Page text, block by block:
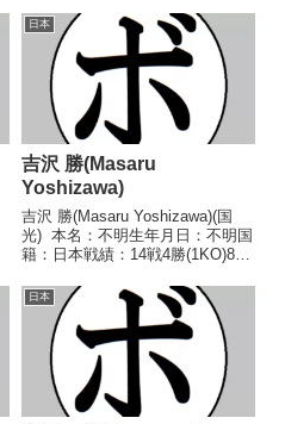
2019年度全日本ミニマム級新人
王第3代日本ミニマム級ユース王
座第37代日本ミニマム級王...
日本
吉沢 勝(Masaru
Yoshizawa)
吉沢 勝(Masaru Yoshizawa)(国
光) 本名：不明生年月日：不明国
籍：日本戦績：14戦4勝(1KO)8敗
歴】1951/10/25 △4R判定 (採点
不明) 有田 照光(不二)■1951年
日本